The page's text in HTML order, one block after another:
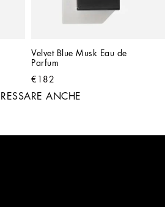
Velvet Blue Musk Eau de
Parfum
€182
ANCHE